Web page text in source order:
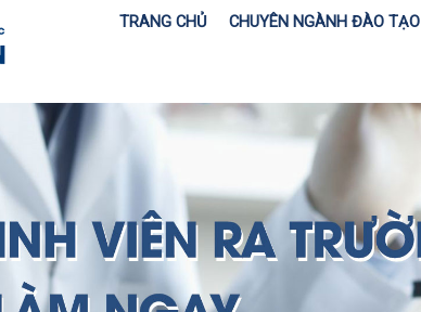
TRANG CHỦ CHUYÊN NGÀNH ĐÀO TẠO